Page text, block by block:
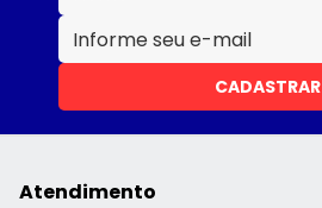
CADASTRAR
Atendimento